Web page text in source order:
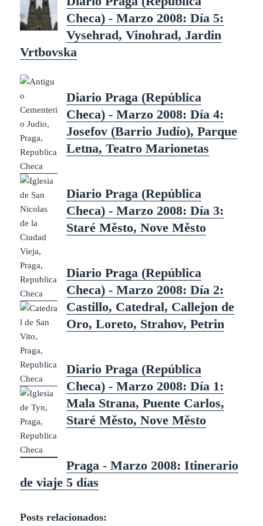
Parque
Letna,
Teatro
Mario
netas
unos de
los
imprescin
dibles de
Praga: el
barrio
(Josefov)
. Por la
Sigue leyendoDiario Praga (República Checa) –
Checa) - Marzo 2008: Día 5:
Vysehrad, Vinohrad, Jardin
Vrtbovska
Diario Praga (República
Checa) - Marzo 2008: Día 4:
Josefov (Barrio Judío), Parque
Letna, Teatro Marionetas
Diario Praga (República
Checa) - Marzo 2008: Día 3:
Staré Město, Nove Město
Diario Praga (República
Checa) - Marzo 2008: Día 2:
Castillo, Catedral, Callejon de
Oro, Loreto, Strahov, Petrin
Diario Praga (República
Checa) - Marzo 2008: Día 1:
Mala Strana, Puente Carlos,
Staré Město, Nove Město
Praga - Marzo 2008: Itinerario
de viaje 5 días
Posts relacionados: